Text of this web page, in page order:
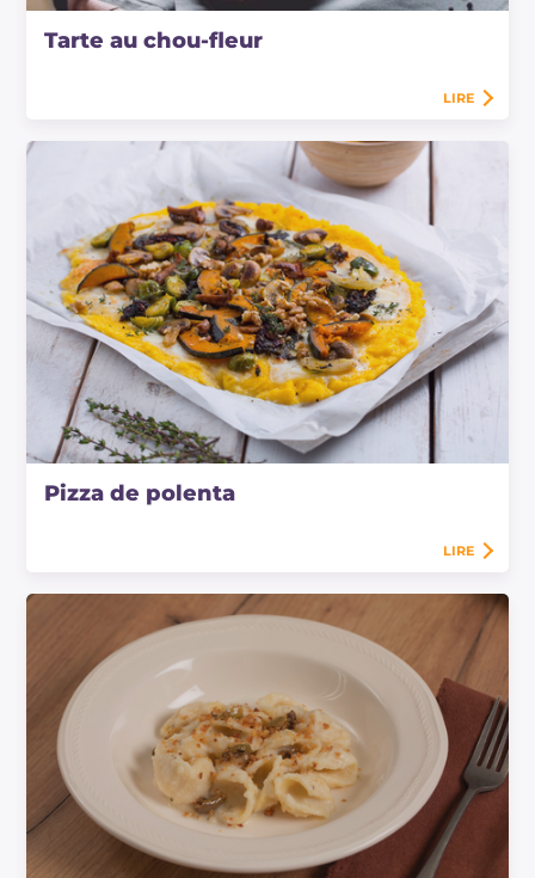
Tarte au chou-fleur
LIRE
Pizza de polenta
LIRE